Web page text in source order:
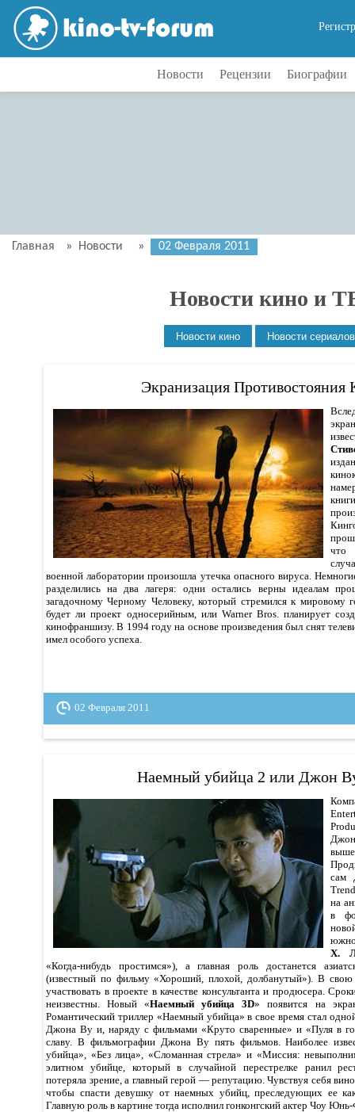
Новости Рецензии Биографии
Главная » Новости » 02 Февраля 2011
Новости кино и
Экранизация Противостояния
что
военной лаборатории произошла утечка опасного вируса.
разделились на два лагеря: одни остались верны идеалам
загадочному Черному Человеку, который стремился к мировому
будет ли проект односерийным, или Warner Bros. планирует
кинофраншизу. В 1994 году на основе произведения был снят
имел особого успеха.
02 Февраля 2011
Наемный убийца 2 или Джон
сам
на
в
Х.
«Когда-нибудь простимся»), а главная роль достанется
(известный по фильму «Хороший, плохой, долбанутый»). В
участвовать в проекте в качестве консультанта и продюсера.
неизвестны. Новый «Наемный убийца 3D» появится на
Романтический триллер «Наемный убийца» в свое время стал
Джона Ву и, наряду с фильмами «Круто сваренные» и «Пуля в
славу. В фильмографии Джона Ву пять фильмов. Наиболее
убийца», «Без лица», «Сломанная стрела» и «Миссия:
элитном убийце, который в случайной перестрелке ранил
потеряла зрение, а главный герой — репутацию. Чувствуя себя
чтобы спасти девушку от наемных убийц, преследующих ее как
Главную роль в картине тогда исполнил гонконгский актер Чоу